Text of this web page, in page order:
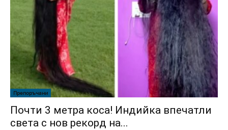
Препоръчани
Почти 3 метра коса! Индийка впечатли
света с нов рекорд на...